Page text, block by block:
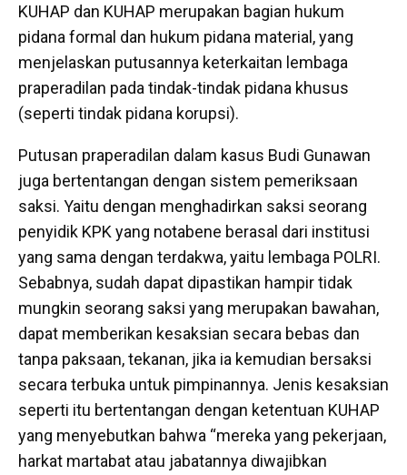
KUHAP dan KUHAP merupakan bagian hukum
pidana formal dan hukum pidana material, yang
menjelaskan putusannya keterkaitan lembaga
praperadilan pada tindak-tindak pidana khusus
(seperti tindak pidana korupsi).
Putusan praperadilan dalam kasus Budi Gunawan
juga bertentangan dengan sistem pemeriksaan
saksi. Yaitu dengan menghadirkan saksi seorang
penyidik KPK yang notabene berasal dari institusi
yang sama dengan terdakwa, yaitu lembaga POLRI.
Sebabnya, sudah dapat dipastikan hampir tidak
mungkin seorang saksi yang merupakan bawahan,
dapat memberikan kesaksian secara bebas dan
tanpa paksaan, tekanan, jika ia kemudian bersaksi
secara terbuka untuk pimpinannya. Jenis kesaksian
seperti itu bertentangan dengan ketentuan KUHAP
yang menyebutkan bahwa “mereka yang pekerjaan,
harkat martabat atau jabatannya diwajibkan